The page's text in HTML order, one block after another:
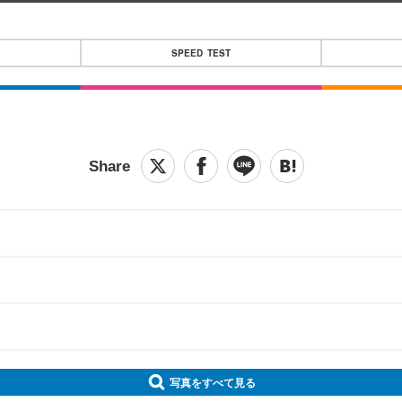
SPEED TEST
写真をすべて見る